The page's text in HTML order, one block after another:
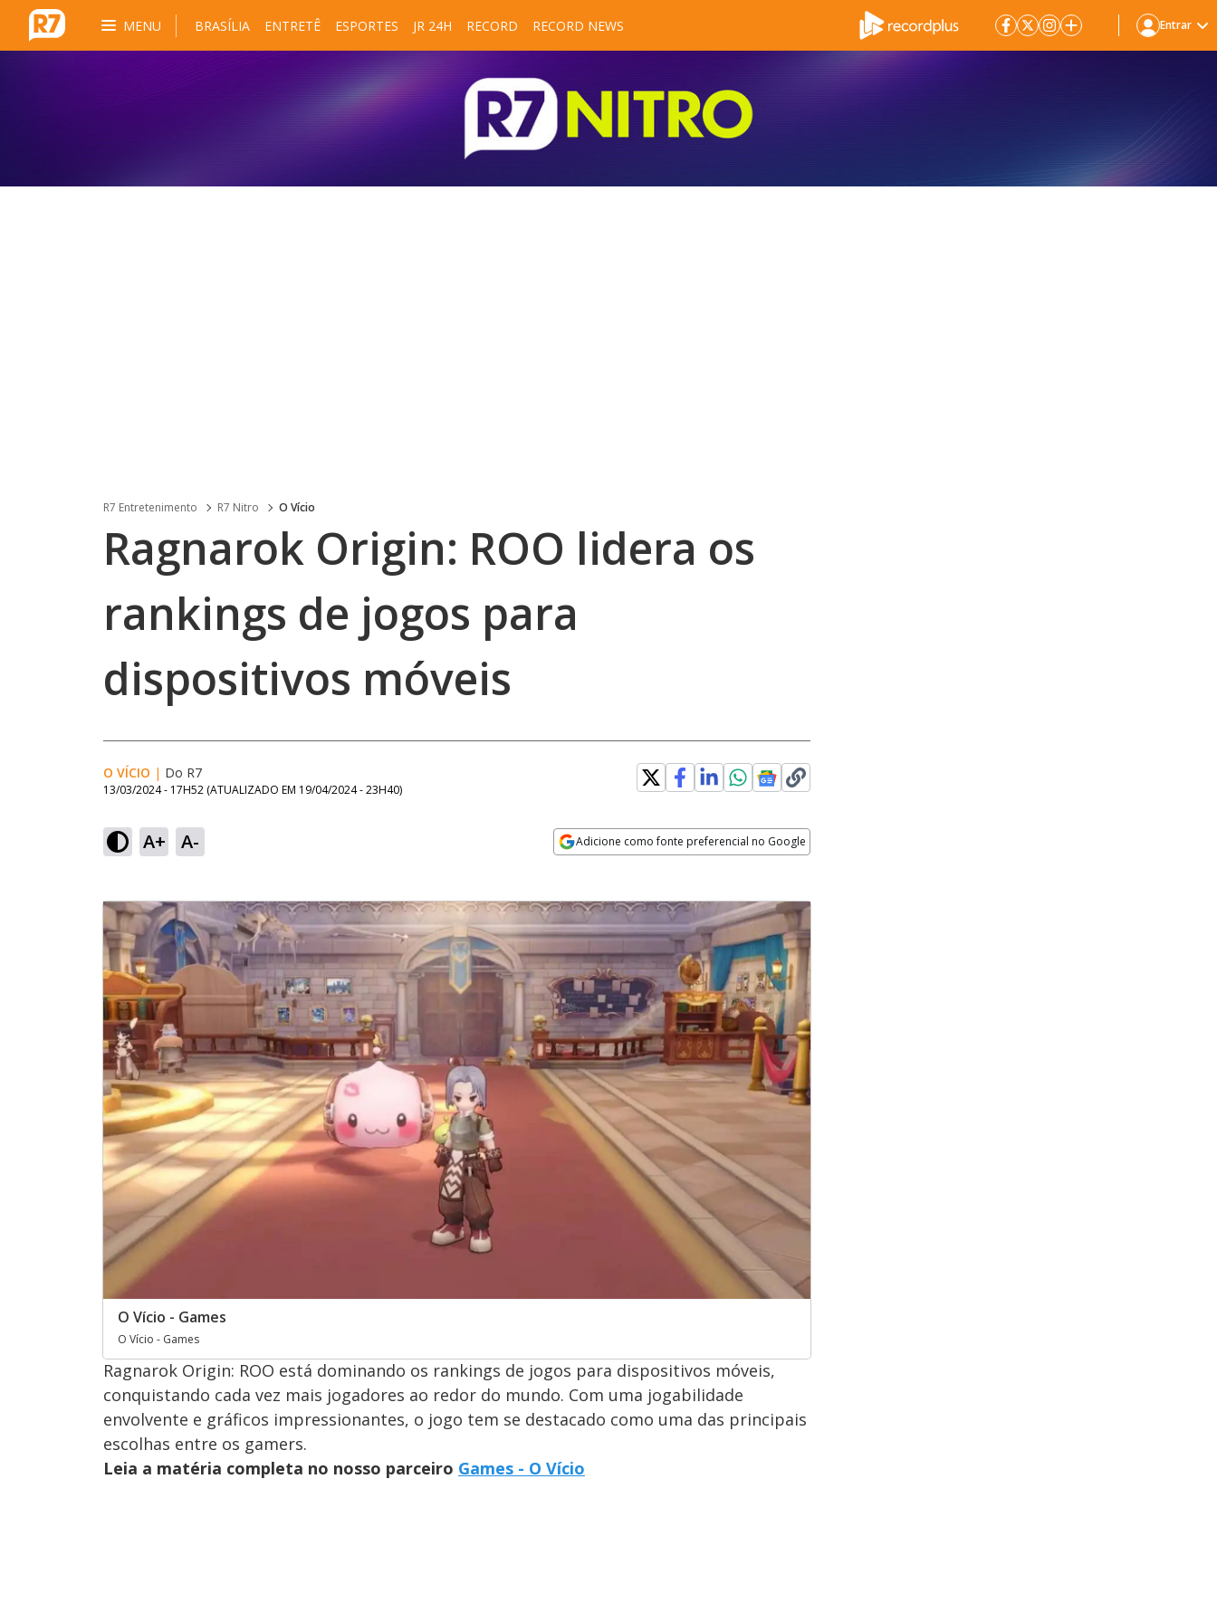
MENU BRASÍLIA ENTRETÊ ESPORTES JR 24H RECORD RECORD NEWS Entrar
R7 Entretenimento R7 Nitro O Vício
Ragnarok Origin: ROO lidera os
rankings de jogos para
dispositivos móveis
O VÍCIO | Do R7
13/03/2024 - 17H52 (ATUALIZADO EM 19/04/2024 - 23H40)
A+ A- Adicione como fonte preferencial no Google
O Vício - Games
O Vício - Games
Ragnarok Origin: ROO está dominando os rankings de jogos para dispositivos móveis,
conquistando cada vez mais jogadores ao redor do mundo. Com uma jogabilidade
envolvente e gráficos impressionantes, o jogo tem se destacado como uma das principais
escolhas entre os gamers.
Leia a matéria completa no nosso parceiro Games - O Vício